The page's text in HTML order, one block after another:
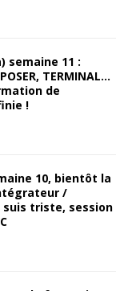
semaine 11 :
TERMINAL…
de
!
10, bientôt la
/
suis triste, session